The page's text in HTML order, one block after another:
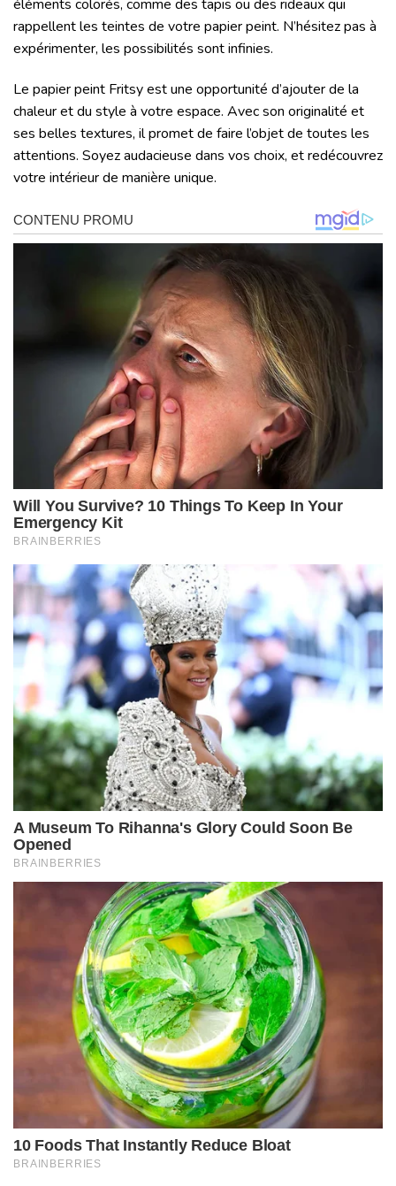
éléments colorés, comme des tapis ou des rideaux qui
rappellent les teintes de votre papier peint. N’hésitez pas à
expérimenter, les possibilités sont infinies.
Le papier peint Fritsy est une opportunité d’ajouter de la
chaleur et du style à votre espace. Avec son originalité et
ses belles textures, il promet de faire l’objet de toutes les
attentions. Soyez audacieuse dans vos choix, et redécouvrez
votre intérieur de manière unique.